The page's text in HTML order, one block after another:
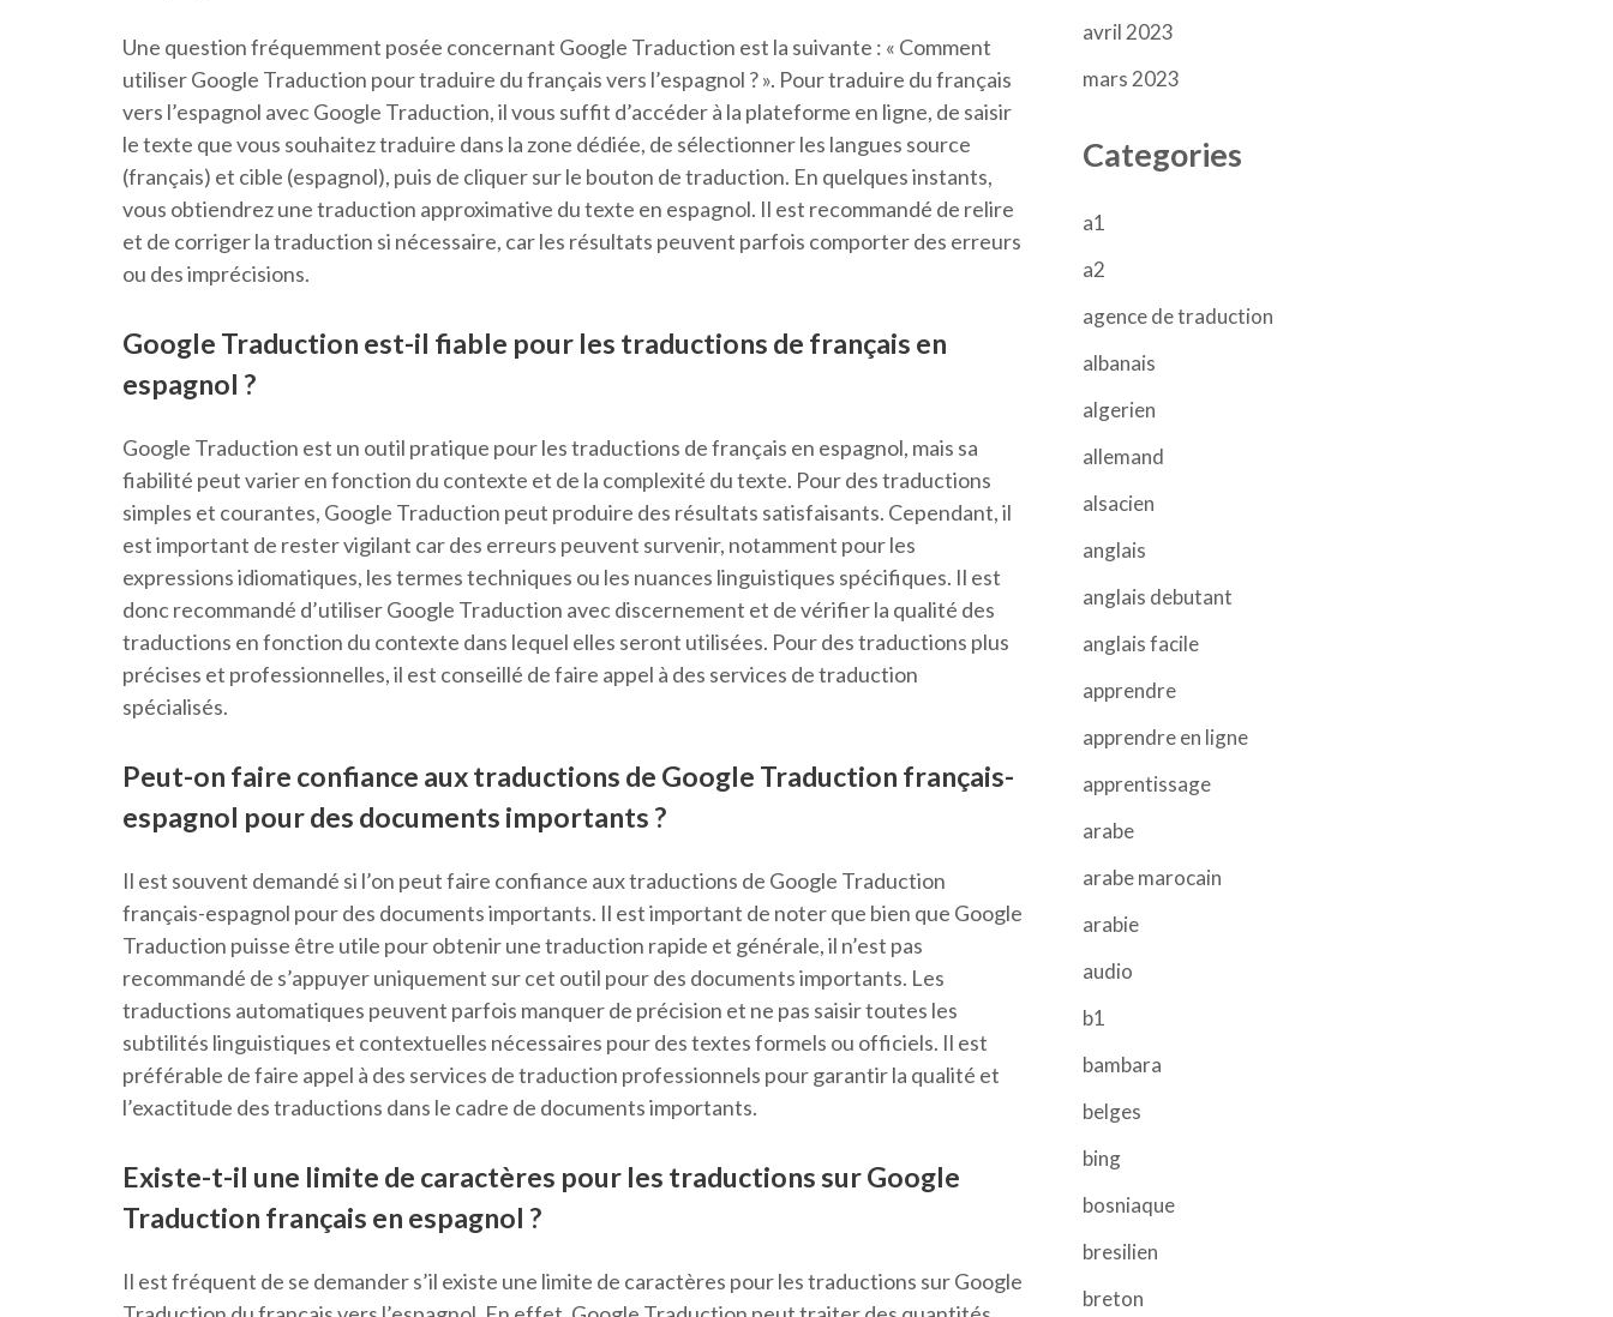
Une question fréquemment posée concernant Google Traduction est la suivante : « Comment
utiliser Google Traduction pour traduire du français vers l’espagnol ? ». Pour traduire du français
vers l’espagnol avec Google Traduction, il vous suffit d’accéder à la plateforme en ligne, de saisir
le texte que vous souhaitez traduire dans la zone dédiée, de sélectionner les langues source
(français) et cible (espagnol), puis de cliquer sur le bouton de traduction. En quelques instants,
vous obtiendrez une traduction approximative du texte en espagnol. Il est recommandé de relire
et de corriger la traduction si nécessaire, car les résultats peuvent parfois comporter des erreurs
ou des imprécisions.
Google Traduction est-il fiable pour les traductions de français en
espagnol ?
Google Traduction est un outil pratique pour les traductions de français en espagnol, mais sa
fiabilité peut varier en fonction du contexte et de la complexité du texte. Pour des traductions
simples et courantes, Google Traduction peut produire des résultats satisfaisants. Cependant, il
est important de rester vigilant car des erreurs peuvent survenir, notamment pour les
expressions idiomatiques, les termes techniques ou les nuances linguistiques spécifiques. Il est
donc recommandé d’utiliser Google Traduction avec discernement et de vérifier la qualité des
traductions en fonction du contexte dans lequel elles seront utilisées. Pour des traductions plus
précises et professionnelles, il est conseillé de faire appel à des services de traduction
spécialisés.
Peut-on faire confiance aux traductions de Google Traduction français-
espagnol pour des documents importants ?
Il est souvent demandé si l’on peut faire confiance aux traductions de Google Traduction
français-espagnol pour des documents importants. Il est important de noter que bien que Google
Traduction puisse être utile pour obtenir une traduction rapide et générale, il n’est pas
recommandé de s’appuyer uniquement sur cet outil pour des documents importants. Les
traductions automatiques peuvent parfois manquer de précision et ne pas saisir toutes les
subtilités linguistiques et contextuelles nécessaires pour des textes formels ou officiels. Il est
préférable de faire appel à des services de traduction professionnels pour garantir la qualité et
l’exactitude des traductions dans le cadre de documents importants.
Existe-t-il une limite de caractères pour les traductions sur Google
Traduction français en espagnol ?
Il est fréquent de se demander s’il existe une limite de caractères pour les traductions sur Google
avril 2023
mars 2023
Categories
a1
a2
agence de traduction
albanais
algerien
allemand
alsacien
anglais
anglais debutant
anglais facile
apprendre
apprendre en ligne
apprentissage
arabe
arabe marocain
arabie
audio
b1
bambara
belges
bing
bosniaque
bresilien
breton